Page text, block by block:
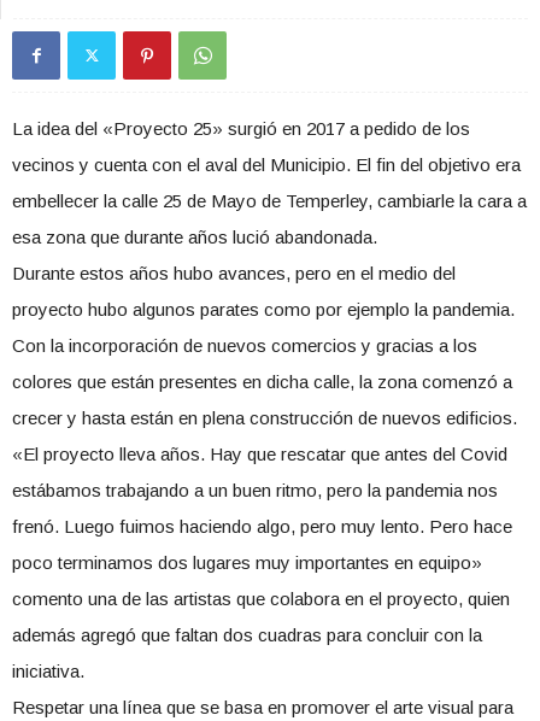
La idea del «Proyecto 25» surgió en 2017 a pedido de los
vecinos y cuenta con el aval del Municipio. El fin del objetivo era
embellecer la calle 25 de Mayo de Temperley, cambiarle la cara a
esa zona que durante años lució abandonada.
Durante estos años hubo avances, pero en el medio del
proyecto hubo algunos parates como por ejemplo la pandemia.
Con la incorporación de nuevos comercios y gracias a los
colores que están presentes en dicha calle, la zona comenzó a
crecer y hasta están en plena construcción de nuevos edificios.
«El proyecto lleva años. Hay que rescatar que antes del Covid
estábamos trabajando a un buen ritmo, pero la pandemia nos
frenó. Luego fuimos haciendo algo, pero muy lento. Pero hace
poco terminamos dos lugares muy importantes en equipo»
comento una de las artistas que colabora en el proyecto, quien
además agregó que faltan dos cuadras para concluir con la
iniciativa.
Respetar una línea que se basa en promover el arte visual para